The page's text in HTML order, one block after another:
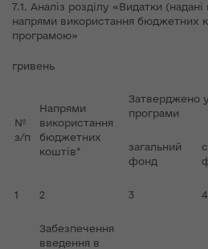
7.1. Аналіз розділу «Видатки
напрями використання бюджетних
програмою»
гривень
№
з/п
Напрями
використання
бюджетних
коштів*
Затверджено
програми
загальний
фонд
1 2 3 4
Забезпечення
введення в